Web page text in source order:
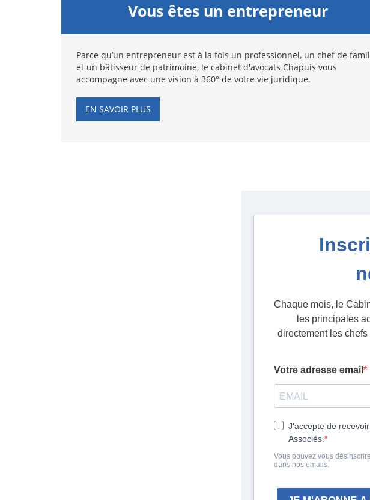
Vous êtes un entrepreneur
Parce qu’un entrepreneur est à la fois un professionnel, un chef de
et un bâtisseur de patrimoine, le cabinet d'avocats Chapuis vous
accompagne avec une vision à 360° de votre vie juridique.
EN SAVOIR PLUS